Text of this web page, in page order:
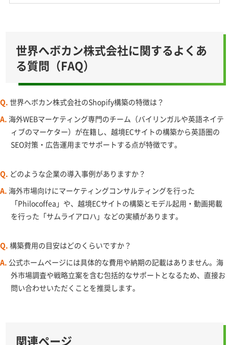
世界へボカン株式会社に関するよくあ
る質問（FAQ）
Q. 世界へボカン株式会社のShopify構築の特徴は？
A. 海外WEBマーケティング専門のチーム（バイリンガルや英語ネイテ
ィブのマーケター）が在籍し、越境ECサイトの構築から英語圏の
SEO対策・広告運用までサポートする点が特徴です。
Q. どのような企業の導入事例がありますか？
A. 海外市場向けにマーケティングコンサルティングを行った
「Philocoffea」や、越境ECサイトの構築とモデル起用・動画掲載
を行った「サムライアロハ」などの実績があります。
Q. 構築費用の目安はどのくらいですか？
A. 公式ホームページには具体的な費用や納期の記載はありません。海
外市場調査や戦略立案を含む包括的なサポートとなるため、直接お
問い合わせいただくことを推奨します。
関連ページ